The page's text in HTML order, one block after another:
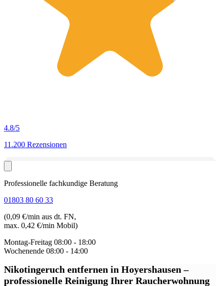
4.8/5
11.200 Rezensionen
Professionelle fachkundige Beratung
01803 80 60 33
(0,09 €/min aus dt. FN,
max. 0,42 €/min Mobil)
Montag-Freitag 08:00 - 18:00
Wochenende 08:00 - 14:00
Nikotingeruch entfernen in Hoyershausen–
professionelle Reinigung Ihrer Raucherwohnung